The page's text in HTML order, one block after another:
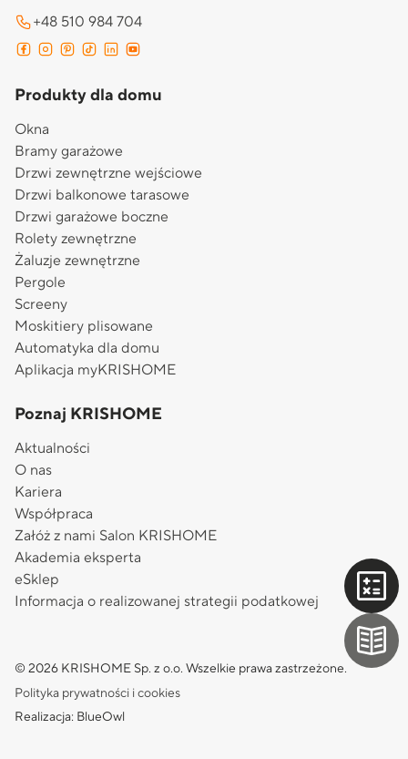
+48 510 984 704
Produkty dla domu
Okna
Bramy garażowe
Drzwi zewnętrzne wejściowe
Drzwi balkonowe tarasowe
Drzwi garażowe boczne
Rolety zewnętrzne
Żaluzje zewnętrzne
Pergole
Screeny
Moskitiery plisowane
Automatyka dla domu
Aplikacja myKRISHOME
Poznaj KRISHOME
Aktualności
O nas
Kariera
Współpraca
Załóż z nami Salon KRISHOME
Akademia eksperta
eSklep
Informacja o realizowanej strategii podatkowej
© 2026 KRISHOME Sp. z o.o. Wszelkie prawa zastrzeżone.
Polityka prywatności i cookies
Realizacja: BlueOwl